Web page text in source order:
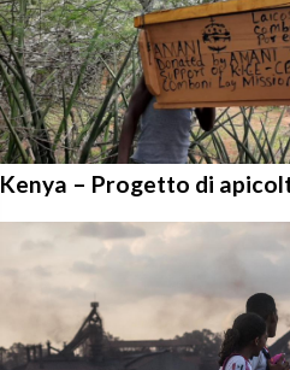
Kenya – Progetto di